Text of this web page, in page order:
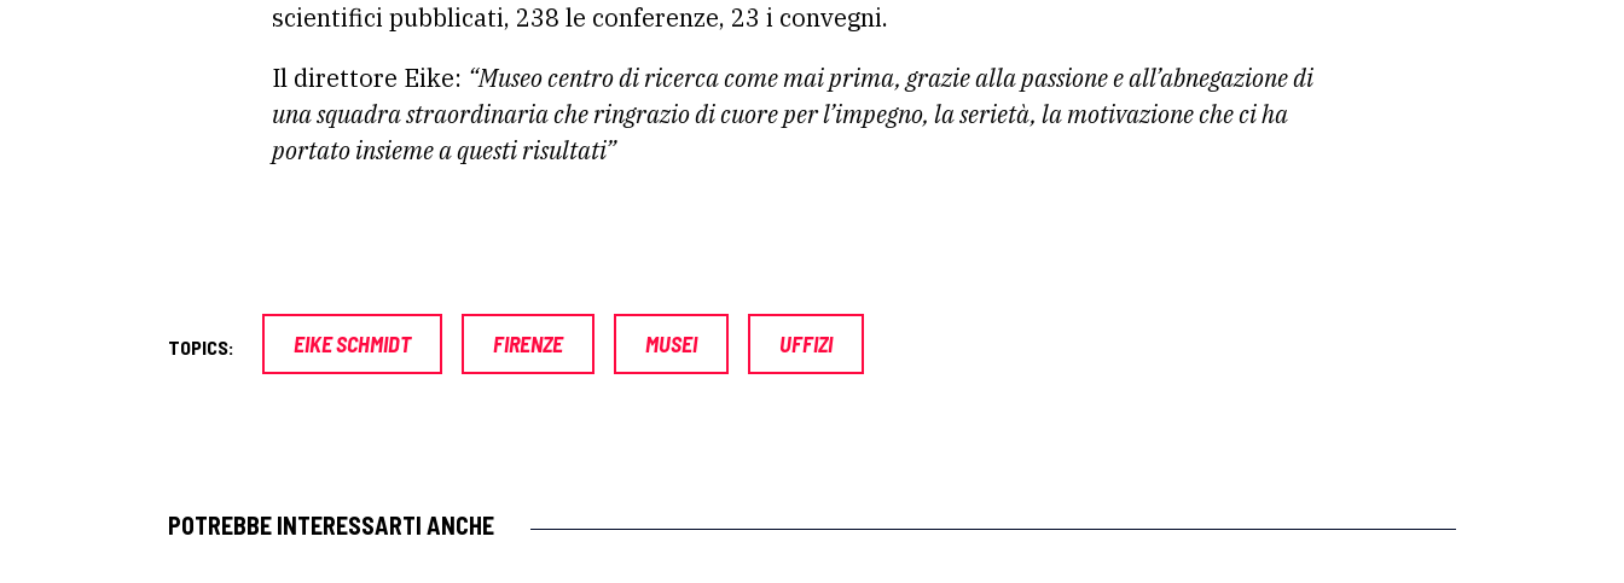
scientifici pubblicati, 238 le conferenze, 23 i convegni.
Il direttore Eike: “Museo centro di ricerca come mai prima, grazie alla passione e all’abnegazione di
una squadra straordinaria che ringrazio di cuore per l’impegno, la serietà, la motivazione che ci ha
portato insieme a questi risultati”
TOPICS: EIKE SCHMIDT FIRENZE MUSEI UFFIZI
POTREBBE INTERESSARTI ANCHE